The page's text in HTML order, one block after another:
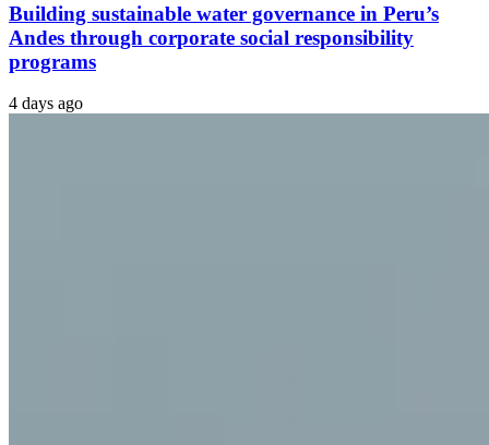
Building sustainable water governance in Peru’s
Andes through corporate social responsibility
programs
4 days ago